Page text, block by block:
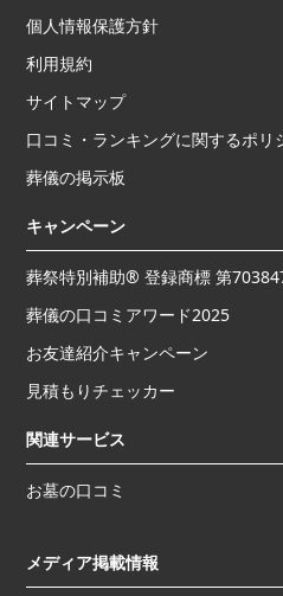
個人情報保護方針
利用規約
サイトマップ
口コミ・ランキングに関するポリ
葬儀の掲示板
キャンペーン
葬祭特別補助® 登録商標 第
葬儀の口コミアワード2025
お友達紹介キャンペーン
見積もりチェッカー
関連サービス
お墓の口コミ
メディア掲載情報